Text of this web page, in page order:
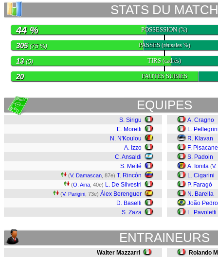
STATS DU MATCH
POSSESSION(%)
44 %
PASSES(réussies %)
305(75 %)
TIRS(cadrés)
13(5)
FAUTES SUBIES
20
EQUIPES
S. Sirigu
E. Moretti
N. N'Koulou
A. Izzo
C. Ansaldi
S. Meïté
(V. Damascan , 87e) T. Rincón
(O. Aina , 40e) L. De Silvestri
(V. Parigini , 73e) Álex Berenguer
D. Baselli
S. Zaza
A. Cragno
L.
R. Klavan
F. Pisacane
S. Padoin
A. Ionita (V.
L. Cigarini
P. Faragò
N. Barella
João Pedro
L. Pavoletti
ENTRAINEURS
Walter Mazzarri Rolando